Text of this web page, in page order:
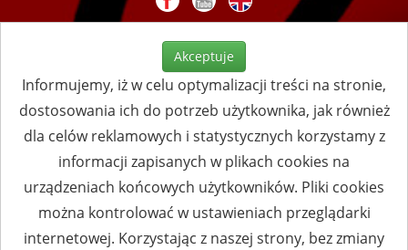
Akceptuje
Informujemy, iż w celu optymalizacji treści na stronie,
dostosowania ich do potrzeb użytkownika, jak również
dla celów reklamowych i statystycznych korzystamy z
informacji zapisanych w plikach cookies na
urządzeniach końcowych użytkowników. Pliki cookies
można kontrolować w ustawieniach przeglądarki
internetowej. Korzystając z naszej strony, bez zmiany